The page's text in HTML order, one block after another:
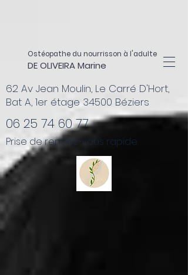
DE OLIVEIRA Marine
Ostéopathe du nourrisson à l'adulte
62 Av Jean Moulin, Le Carré D'Hort,
Bat A, 1er étage 34500 Béziers
06 25 74 60 77
Prise de rendez-vous rapide